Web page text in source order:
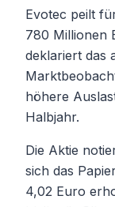
Evotec peilt
780 Millionen
deklariert das
höhere
Halbjahr.
Die Aktie
sich das
4,02 Euro